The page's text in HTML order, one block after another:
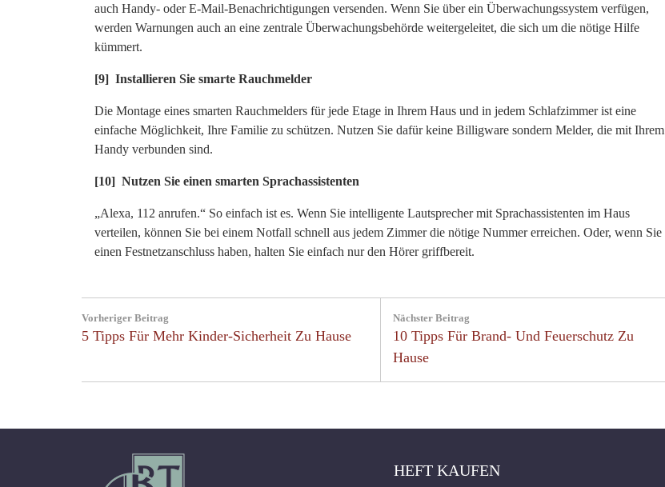
auch Handy- oder E-Mail-Benachrichtigungen versenden. Wenn Sie über ein Überwachungssystem verfügen,
werden Warnungen auch an eine zentrale Überwachungsbehörde weitergeleitet, die sich um die nötige Hilfe
kümmert.
[9] Installieren Sie smarte Rauchmelder
Die Montage eines smarten Rauchmelders für jede Etage in Ihrem Haus und in jedem Schlafzimmer ist eine
einfache Möglichkeit, Ihre Familie zu schützen. Nutzen Sie dafür keine Billigware sondern Melder, die mit Ihrem
Handy verbunden sind.
[10] Nutzen Sie einen smarten Sprachassistenten
„Alexa, 112 anrufen.“ So einfach ist es. Wenn Sie intelligente Lautsprecher mit Sprachassistenten im Haus
verteilen, können Sie bei einem Notfall schnell aus jedem Zimmer die nötige Nummer erreichen. Oder, wenn Sie
einen Festnetzanschluss haben, halten Sie einfach nur den Hörer griffbereit.
navigation
Vorheriger Beitrag
Previous
5 Tipps Für Mehr Kinder-Sicherheit Zu Hause
Nächster Beitrag
Next
Post:
10 Tipps Für Brand- Und Feuerschutz Zu
Hause
HEFT KAUFEN